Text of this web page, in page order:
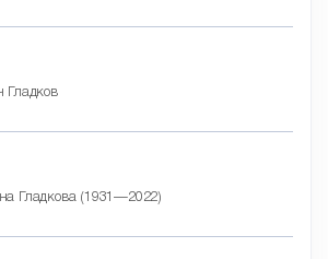
Гладков
Гладкова (1931—2022)